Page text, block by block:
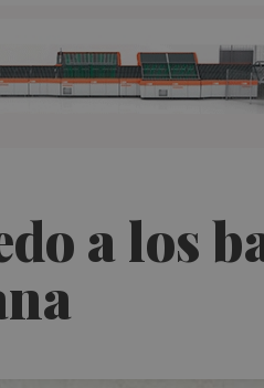
a los